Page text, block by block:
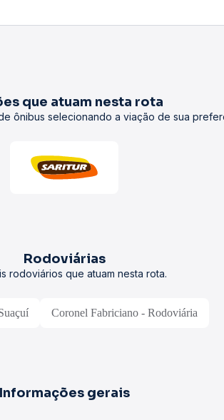
que atuam nesta rota
ônibus selecionando a viação de sua
Rodoviárias
rodoviários que atuam nesta rota.
Coronel Fabriciano - Rodoviária
Informações gerais